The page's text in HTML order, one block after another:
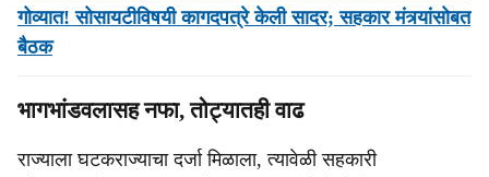
गोव्यात! सोसायटीविषयी कागदपत्रे केली सादर; सहकार मंत्र्यांसोबत
बैठक
भागभांडवलासह नफा, तोट्यातही वाढ
राज्‍याला घटकराज्‍याचा दर्जा मिळाला, त्‍यावेळी सहकारी